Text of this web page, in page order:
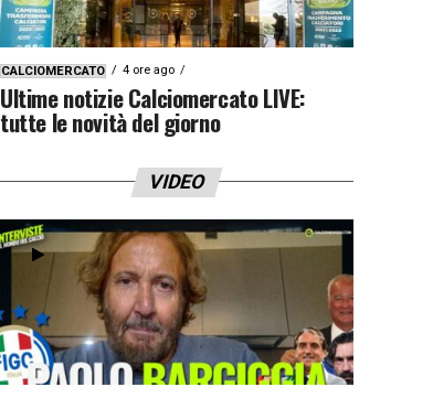
CALCIOMERCATO 4 ore ago
Ultime notizie Calciomercato LIVE:
tutte le novità del giorno
VIDEO